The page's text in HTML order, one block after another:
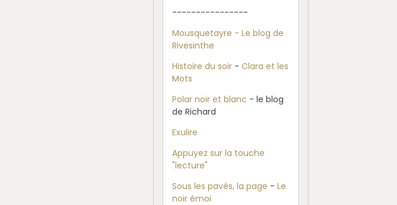
----------------
Mousquetayre - Le blog de
Rivesinthe
Histoire du soir -Clara et les
Mots
Polar noir et blanc - le blog
de Richard
Exulire
Appuyez sur la touche
"lecture"
Sous les pavés, la page -Le
noir émoi